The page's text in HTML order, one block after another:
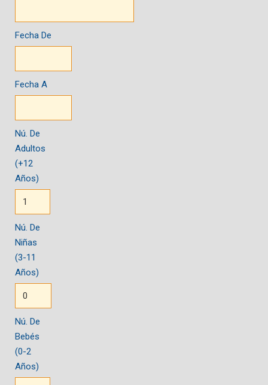
Fecha De
Fecha A
Nú. De
Adultos
(+12
Años)
Nú. De
Niñas
(3-11
Años)
Nú. De
Bebés
(0-2
Años)